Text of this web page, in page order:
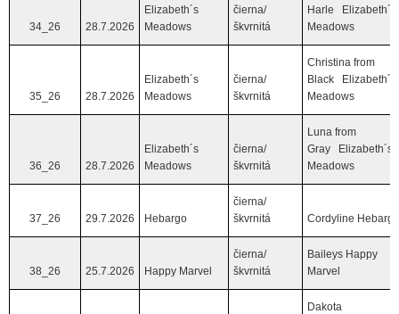
34_26 28.7.2026
Elizabeth´s
Meadows
čierna/
škvrnitá
Harle Elizabeth´s
Meadows
35_26 28.7.2026
Elizabeth´s
Meadows
čierna/
škvrnitá
Christina from
Black Elizabeth´s
Meadows
36_26 28.7.2026
Elizabeth´s
Meadows
čierna/
škvrnitá
Luna from
Gray Elizabeth´s
Meadows
37_26 29.7.2026 Hebargo
čierna/
škvrnitá
Cordyline Hebargo
38_26 25.7.2026 Happy Marvel
čierna/
škvrnitá
Baileys Happy
Marvel
Dakota